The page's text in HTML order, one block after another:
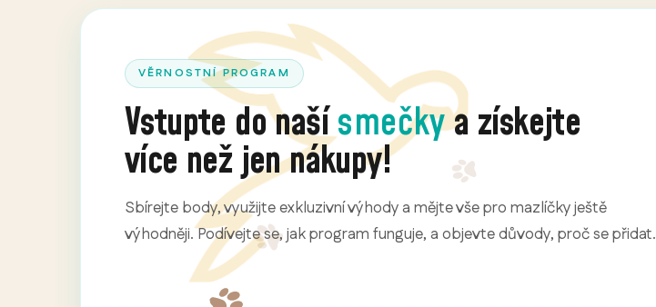
VĚRNOSTNÍ PROGRAM
Vstupte do našísmečkya získejte
více než jen nákupy!
Sbírejte body, využijte exkluzivní výhody a mějte vše pro mazlíčky ještě
výhodněji. Podívejte se, jak program funguje, a objevte důvody, proč se přidat.